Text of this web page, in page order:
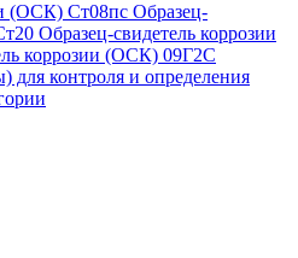
(ОСК) Ст08пс Образец-
Образец-свидетель коррозии
коррозии (ОСК) 09Г2С
для контроля и определения